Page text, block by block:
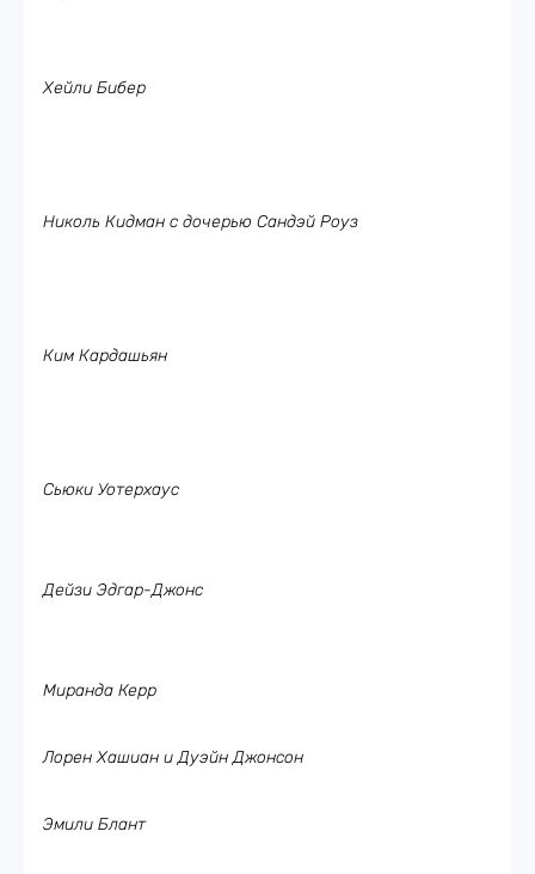
Хейли Бибер
Николь Кидман с дочерью Сандэй Роуз
Ким Кардашьян
Сьюки Уотерхаус
Дейзи Эдгар-Джонс
Миранда Керр
Лорен Хашиан и Дуэйн Джонсон
Эмили Блант